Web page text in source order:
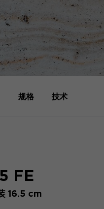
规格 技术
FE
16.5 cm